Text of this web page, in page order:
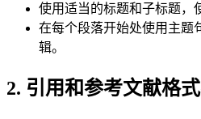
使用适当的标题和子标题，
在每个段落开始处使用主题
辑。
2. 引用和参考文献格